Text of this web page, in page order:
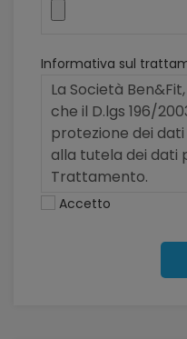
Informativa sul
Accetto